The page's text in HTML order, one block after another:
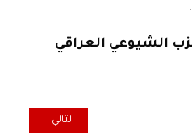
الشيوعي العراقي
: رفيقنا المناضل حمدي العاني – ابو
المقال التالي:
التالي